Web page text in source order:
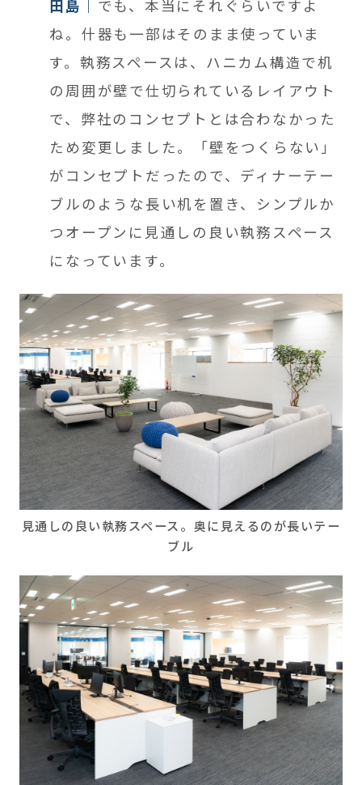
田島
でも、本当にそれぐらいですよ
ね。什器も一部はそのまま使っていま
す。執務スペースは、ハニカム構造で机
の周囲が壁で仕切られているレイアウト
で、弊社のコンセプトとは合わなかった
ため変更しました。「壁をつくらない」
がコンセプトだったので、ディナーテー
ブルのような長い机を置き、シンプルか
つオープンに見通しの良い執務スペース
になっています。
見通しの良い執務スペース。奥に見えるのが長いテー
ブル